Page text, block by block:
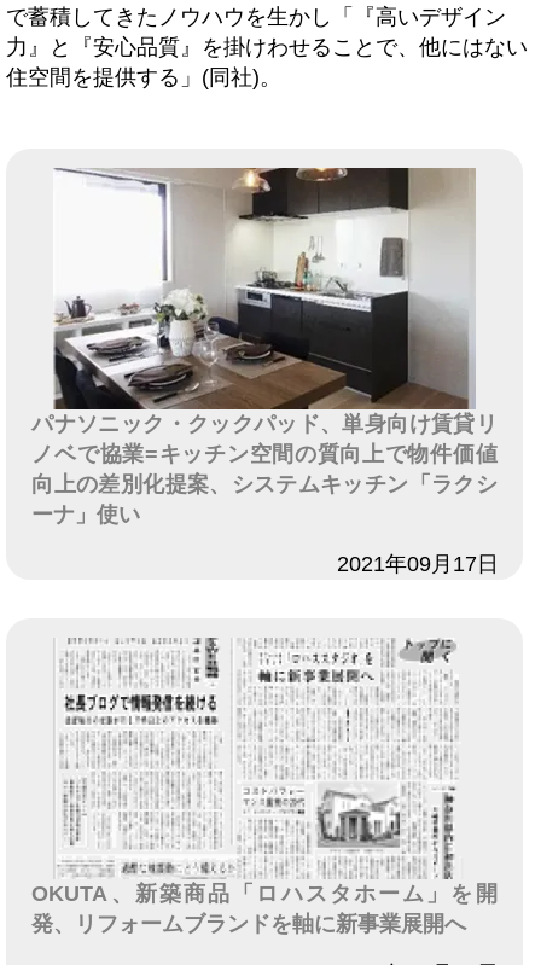
で蓄積してきたノウハウを生かし「『高いデザイン
力』と『安心品質』を掛けわせることで、他にはない
住空間を提供する」(同社)。
パナソニック・クックパッド、単身向け賃貸リ
ノベで協業=キッチン空間の質向上で物件価値
向上の差別化提案、システムキッチン「ラクシ
ーナ」使い
2021年09月17日
OKUTA、新築商品「ロハスタホーム」を開
発、リフォームブランドを軸に新事業展開へ